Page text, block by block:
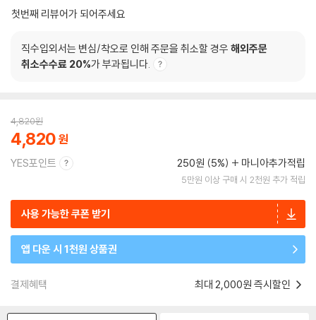
첫번째 리뷰어가 되어주세요
직수입외서는 변심/착오로 인해 주문을 취소할 경우 해외주문
취소수수료 20%가 부과됩니다.
4,820원
4,820
YES포인트 250원 (5%) 마니아추가적립
5만원 이상 구매 시 2천원 추가 적립
사용 가능한 쿠폰 받기
앱 다운 시 1천원 상품권
결제혜택 최대 2,000원 즉시할인